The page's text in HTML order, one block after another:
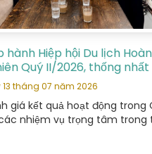
hành Hiệp hội Du lịch
Quý II/2026, thống nhất
trọng tâm
13 tháng 07 năm 2026
giá kết quả hoạt động trong
nhiệm vụ trọng tâm trong